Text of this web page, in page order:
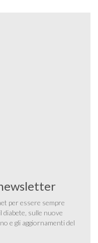
per essere sempre
sulle nuove
e gli aggiornamenti del